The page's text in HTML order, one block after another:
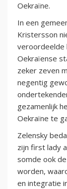
Oekraïne.
In een
Kristersson
veroordeelde
Oekraïense
zeker zeven
negentig
gezamenlijk
Oekraïne te
Zelensky
zijn first lady
somde ook
worden,
en integratie